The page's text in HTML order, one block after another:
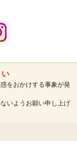
い
をおかけする事象が発
いようお願い申し上げ